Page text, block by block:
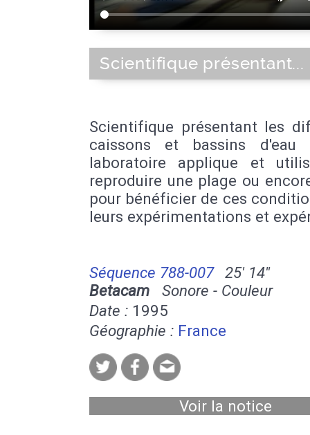
Scientifique présentant...
Scientifique présentant les
caissons et bassins d'eau
laboratoire applique et
reproduire une plage ou
pour bénéficier de ces
leurs expérimentations et
Séquence 788-007
25' 14''
Betacam Sonore - Couleur
Date : 1995
Géographie : France
Voir la notice